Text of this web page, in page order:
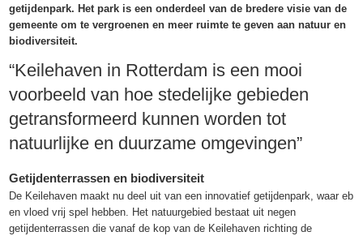
getijdenpark. Het park is een onderdeel van de bredere visie van de
gemeente om te vergroenen en meer ruimte te geven aan natuur en
biodiversiteit.
“Keilehaven in Rotterdam is een mooi
voorbeeld van hoe stedelijke gebieden
getransformeerd kunnen worden tot
natuurlijke en duurzame omgevingen”
Getijdenterrassen en biodiversiteit
De Keilehaven maakt nu deel uit van een innovatief getijdenpark, waar eb
en vloed vrij spel hebben. Het natuurgebied bestaat uit negen
getijdenterrassen die vanaf de kop van de Keilehaven richting de